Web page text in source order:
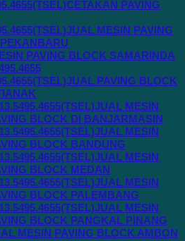
PAVING
MESIN PAVING
PAVING BLOCK SAMARINDA
PAVING BLOCK
MESIN
BLOCK DI BANJARMASIN
MESIN
BLOCK BANDUNG
MESIN
BLOCK MEDAN
MESIN
BLOCK PALEMBANG
MESIN
BLOCK PANGKAL PINANG
MESIN PAVING BLOCK AMBON